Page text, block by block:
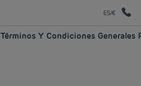
ES/€
Términos Y Condiciones